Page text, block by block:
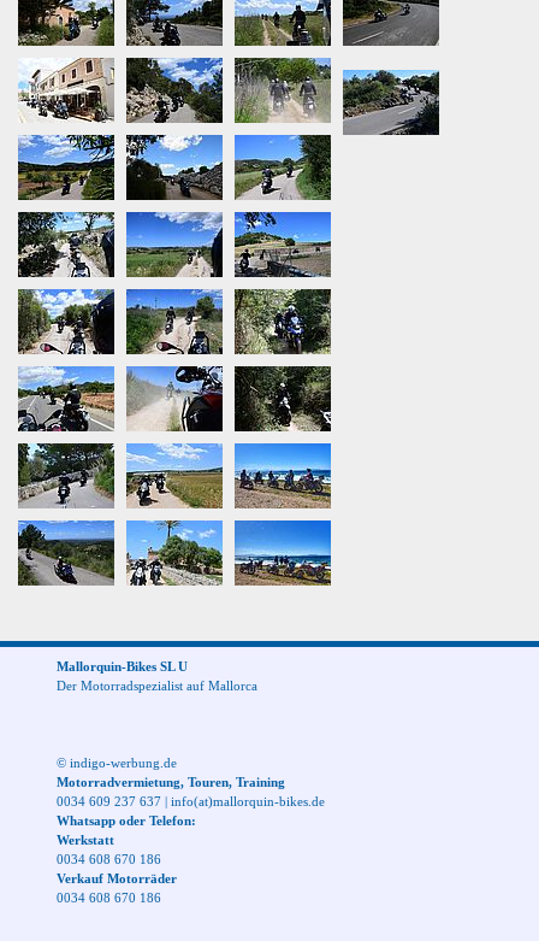
Mallorquin-Bikes SL U
Der Motorradspezialist auf Mallorca
© indigo-werbung.de
Motorradvermietung, Touren, Training
0034 609 237 637 | info(at)mallorquin-bikes.de
Whatsapp oder Telefon:
Werkstatt
0034 608 670 186
Verkauf Motorräder
0034 608 670 186